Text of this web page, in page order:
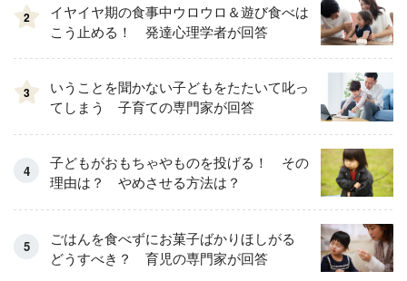
2
イヤイヤ期の食事中ウロウロ＆遊び食べは
こう止める！ 発達心理学者が回答
3
いうことを聞かない子どもをたたいて叱っ
てしまう 子育ての専門家が回答
子どもがおもちゃやものを投げる！ その
理由は？ やめさせる方法は？
ごはんを食べずにお菓子ばかりほしがる
どうすべき？ 育児の専門家が回答